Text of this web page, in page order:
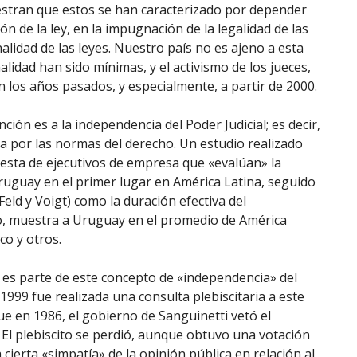
que estos se han caracterizado por depender
de la ley, en la impugnación de la legalidad de las
de las leyes. Nuestro país no es ajeno a esta
han sido mínimas, y el activismo de los jueces,
años pasados, y especialmente, a partir de 2000.
es a la independencia del Poder Judicial; es decir,
por las normas del derecho. Un estudio realizado
de ejecutivos de empresa que «evalúan» la
en el primer lugar en América Latina, seguido
y Voigt) como la duración efectiva del
a Uruguay en el promedio de América
y otros.
parte de este concepto de «independencia» del
fue realizada una consulta plebiscitaria a este
en 1986, el gobierno de Sanguinetti vetó el
plebiscito se perdió, aunque obtuvo una votación